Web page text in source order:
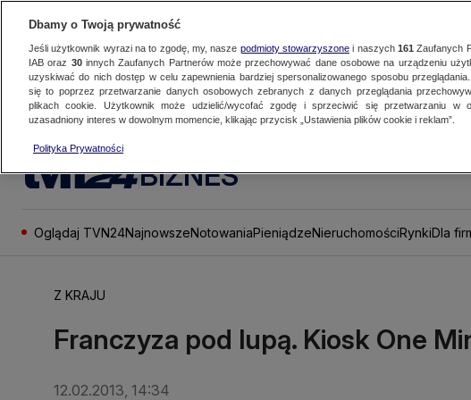
BIZNES
Oglądaj TVN24NajnowszeNotowaniaPieniądzeNieruchomościRynkiDla
Z KRAJU
Franczyza pod lupą. Kiosk One
12.02.2013, 14:34
Dbamy o Twoją prywatność
Jeśli użytkownik wyrazi na to zgodę, my, nasze podmioty stowarzyszonei naszych 161 Zaufanych
IAB oraz 30innych Zaufanych Partnerów może przechowywać dane osobowe na urządzeniu
uzyskiwać do nich dostęp w celu zapewnienia bardziej spersonalizowanego sposobu
się to poprzez przetwarzanie danych osobowych zebranych z danych przeglądania
plikach cookie. Użytkownik może udzielić/wycofać zgodę i sprzeciwić się przetwarzaniu w
uzasadniony interes w dowolnym momencie, klikając przycisk „Ustawienia plików cookie i reklam”.
Polityka Prywatności